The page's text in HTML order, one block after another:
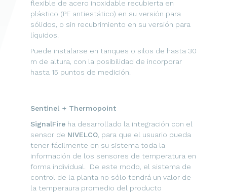
flexible de acero inoxidable recubierta en
plástico (PE antiestático) en su versión para
sólidos, o sin recubrimiento en su versión para
líquidos.
Puede instalarse en tanques o silos de hasta 30
m de altura, con la posibilidad de incorporar
hasta 15 puntos de medición.
Sentinel + Thermopoint
SignalFireha desarrollado la integración con el
sensor de NIVELCO, para que el usuario pueda
tener fácilmente en su sistema toda la
información de los sensores de temperatura en
forma individual. De este modo, el sistema de
control de la planta no sólo tendrá un valor de
la temperaura promedio del producto